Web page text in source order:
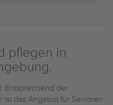
pflegen in
Entsprechend der
das Angebot für Senioren